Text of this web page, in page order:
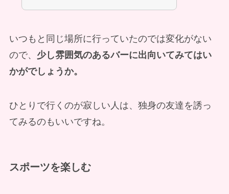
いつもと同じ場所に行っていたのでは変化がない
ので、 少し雰囲気のあるバーに出向いてみてはい
かがでしょうか。
ひとりで行くのが寂しい人は、独身の友達を誘っ
てみるのもいいですね。
スポーツを楽しむ